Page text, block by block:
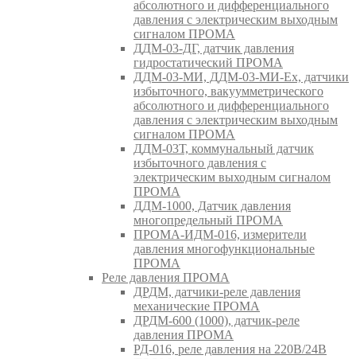
абсолютного и дифференциального
давления с электрическим выходным
сигналом ПРОМА
ДДМ-03-ДГ, датчик давления
гидростатический ПРОМА
ДДМ-03-МИ, ДДМ-03-МИ-Ех, датчики
избыточного, вакуумметрического
абсолютного и дифференциального
давления с электрическим выходным
сигналом ПРОМА
ДДМ-03Т, коммунальный датчик
избыточного давления с
электрическим выходным сигналом
ПРОМА
ДДМ-1000, Датчик давления
многопредельный ПРОМА
ПРОМА-ИДМ-016, измерители
давления многофункциональные
ПРОМА
Реле давления ПРОМА
ДРДМ, датчики-реле давления
механические ПРОМА
ДРДМ-600 (1000), датчик-реле
давления ПРОМА
РД-016, реле давления на 220В/24В